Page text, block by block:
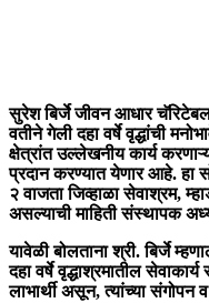
सुरेश बिर्जे जीवन आधार
वतीने गेली दहा वर्षे वृद्धांची
क्षेत्रांत उल्लेखनीय कार्य
प्रदान करण्यात येणार आहे. हा
२ वाजता जिव्हाळा सेवाश्रम,
असल्याची माहिती संस्थापक
यावेळी बोलताना श्री. बिर्जे
दहा वर्षे वृद्धाश्रमातील
लाभार्थी असून, त्यांच्या